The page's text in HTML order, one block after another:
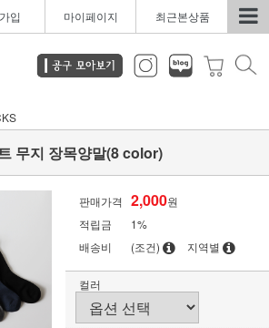
입 마이페이지 최근본상품
무지 장목양말(8 color)
판매가격 2,000원
적립금
1%
배송비
(조건) 지역별
컬러